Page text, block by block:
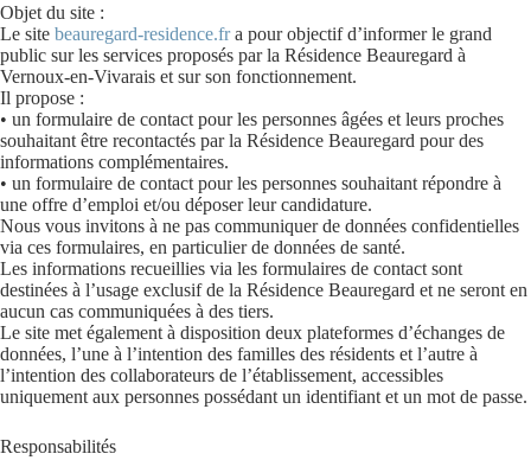
Objet du site :
Le site beauregard-residence.fra pour objectif d’informer le grand
public sur les services proposés par la Résidence Beauregard à
Vernoux-en-Vivarais et sur son fonctionnement.
Il propose :
• un formulaire de contact pour les personnes âgées et leurs proches
souhaitant être recontactés par la Résidence Beauregard pour des
informations complémentaires.
• un formulaire de contact pour les personnes souhaitant répondre à
une offre d’emploi et/ou déposer leur candidature.
Nous vous invitons à ne pas communiquer de données confidentielles
via ces formulaires, en particulier de données de santé.
Les informations recueillies via les formulaires de contact sont
destinées à l’usage exclusif de la Résidence Beauregard et ne seront en
aucun cas communiquées à des tiers.
Le site met également à disposition deux plateformes d’échanges de
données, l’une à l’intention des familles des résidents et l’autre à
l’intention des collaborateurs de l’établissement, accessibles
uniquement aux personnes possédant un identifiant et un mot de passe.
Responsabilités